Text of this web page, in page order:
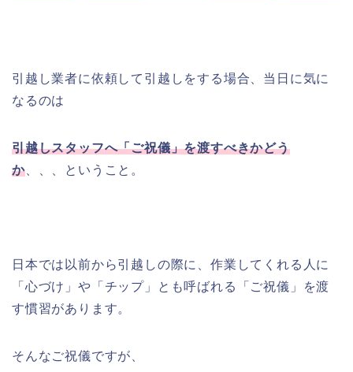
引越し業者に依頼して引越しをする場合、当日に気に
なるのは
引越しスタッフへ「ご祝儀」を渡すべきかどう
か、、、ということ。
日本では以前から引越しの際に、作業してくれる人に
「心づけ」や「チップ」とも呼ばれる「ご祝儀」を渡
す慣習があります。
そんなご祝儀ですが、